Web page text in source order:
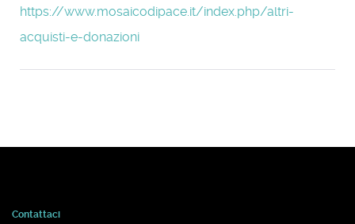
https://www.mosaicodipace.it/index.php/altri-
acquisti-e-donazioni
Contattaci